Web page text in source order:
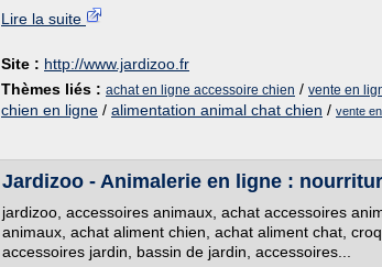
Lire la suite
Site : http://www.jardizoo.fr
Thèmes liés : achat en ligne accessoire chien / vente en
chien en ligne / alimentation animal chat chien / vente
Jardizoo - Animalerie en ligne :
jardizoo, accessoires animaux, achat accessoires
animaux, achat aliment chien, achat aliment chat,
accessoires jardin, bassin de jardin, accessoires...